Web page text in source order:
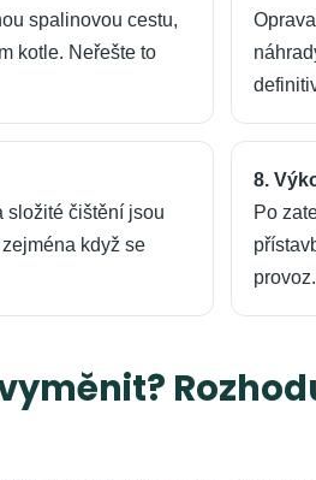
spalinovou cestu,
kotle. Neřešte to
složité čištění jsou
když se
8.
Po
provoz.